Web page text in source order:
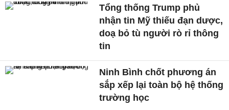
Tổng thống Trump phủ
nhận tin Mỹ thiếu đạn dược,
doạ bỏ tù người rò rỉ thông
tin
Ninh Bình chốt phương án
sắp xếp lại toàn bộ hệ thống
trường học